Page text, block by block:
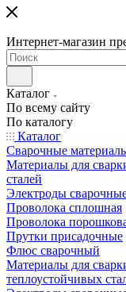
Интернет-магазин
Каталог
По всему сайту
По каталогу
Каталог
Сварочные
Материалы для
сталей
Электроды
Проволока сплошная
Проволока
Прутки присадочные
Флюс сварочный
Материалы для
теплоустойчивых